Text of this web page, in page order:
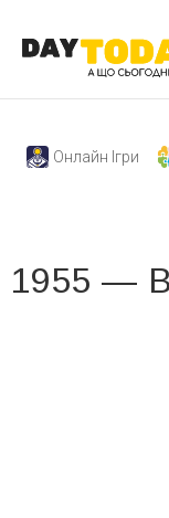
Онлайн Ігри
1955 —